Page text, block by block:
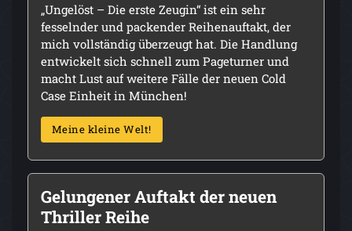
„Ungelöst – Die erste Zeugin“ ist ein sehr
fesselnder und packender Reihenauftakt, der
mich vollständig überzeugt hat. Die Handlung
entwickelt sich schnell zum Pageturner und
macht Lust auf weitere Fälle der neuen Cold
Case Einheit in München!
Meine kleine Welt!
Gelungener Auftakt der neuen
Thriller Reihe